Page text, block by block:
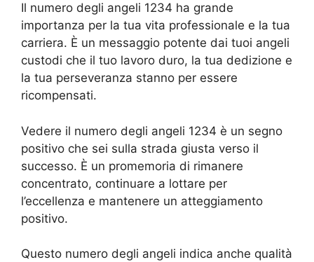
Il numero degli angeli 1234 ha grande
importanza per la tua vita professionale e la tua
carriera. È un messaggio potente dai tuoi angeli
custodi che il tuo lavoro duro, la tua dedizione e
la tua perseveranza stanno per essere
ricompensati.
Vedere il numero degli angeli 1234 è un segno
positivo che sei sulla strada giusta verso il
successo. È un promemoria di rimanere
concentrato, continuare a lottare per
l’eccellenza e mantenere un atteggiamento
positivo.
Questo numero degli angeli indica anche qualità